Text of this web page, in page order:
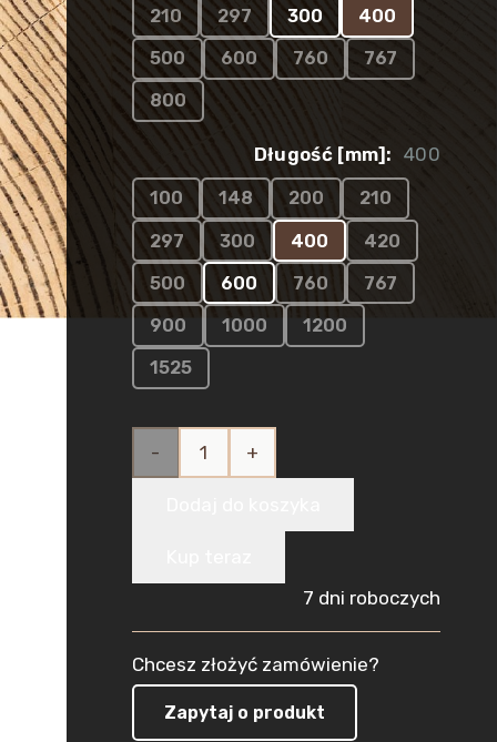
210 297 300 400
500 600 760 767
800
Długość [mm]: 400
100 148 200 210
297 300 400 420
500 600 760 767
900 1000 1200
1525
ilość
do Lasera
8mm
(400x400
7 dni roboczych
Chcesz złożyć zamówienie?
Zapytaj o produkt